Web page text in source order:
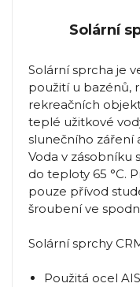
Solární
Solární sprcha je
použití u bazénů,
rekreačních
teplé užitkové
slunečního záření
Voda v zásobníku
do teploty 65 °C.
pouze přívod
šroubení ve
Solární sprchy
Použitá ocel